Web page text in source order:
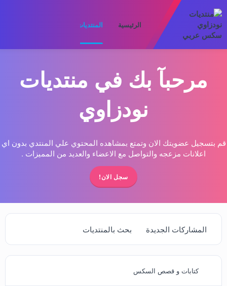
الرئيسية المنتديات
مرحبآ بك في منتديات
نودزاوي
قم بتسجيل عضويتك الان وتمتع بمشاهده المحتوي علي المنتدي بدون اي
اعلانات مزعجه والتواصل مع الاعضاء والعديد من المميزات .
سجل الان!
المشاركات الجديدة بحث بالمنتديات
كتابات و قصص السكس